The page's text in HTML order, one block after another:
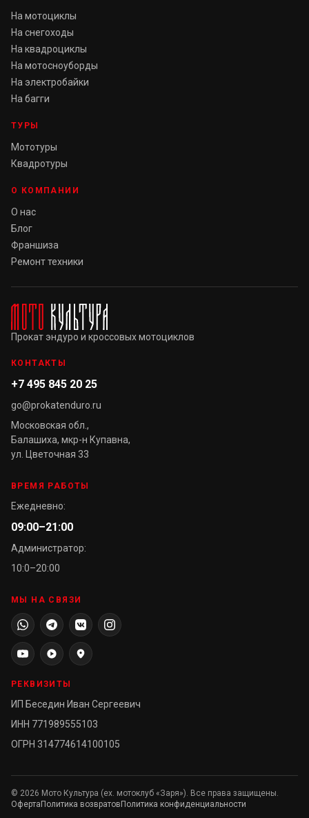
На мотоциклы
На снегоходы
На квадроциклы
На мотосноуборды
На электробайки
На багги
ТУРЫ
Мототуры
Квадротуры
О КОМПАНИИ
О нас
Блог
Франшиза
Ремонт техники
Прокат эндуро и кроссовых мотоциклов
КОНТАКТЫ
+7 495 845 20 25
go@prokatenduro.ru
Московская обл.,
Балашиха, мкр-н Купавна,
ул. Цветочная 33
ВРЕМЯ РАБОТЫ
Ежедневно:
09:00–21:00
Администратор:
10:0–20:00
МЫ НА СВЯЗИ
РЕКВИЗИТЫ
ИП Беседин Иван Сергеевич
ИНН 771989555103
ОГРН 314774614100105
© 2026 Мото Культура (ex. мотоклуб «Заря»). Все права защищены.
Оферта Политика возвратов Политика конфиденциальности